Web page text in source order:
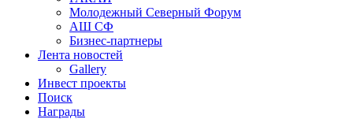
Молодежный Северный Форум
АШ СФ
Бизнес-партнеры
Лента новостей
Gallery
Инвест проекты
Поиск
Награды